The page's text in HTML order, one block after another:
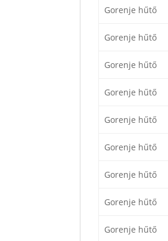
Gorenje hűtő
Gorenje hűtő
Gorenje hűtő
Gorenje hűtő
Gorenje hűtő
Gorenje hűtő
Gorenje hűtő
Gorenje hűtő
Gorenje hűtő